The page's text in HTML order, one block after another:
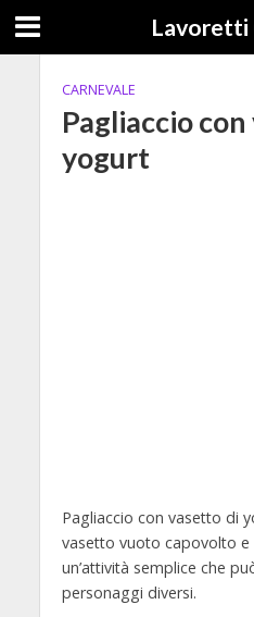
Lavoretti
CARNEVALE
Pagliaccio
yogurt
Pagliaccio con vasetto di
vasetto vuoto capovolto e
un’attività semplice che
personaggi diversi.